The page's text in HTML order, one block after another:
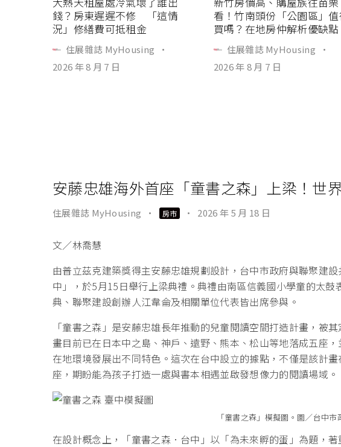
錢？房東遲遲不修 「這情
況」修繕費可抵租金
住展雜誌 MyHousing
·
2026 年 8 月 7 日
看！竹南頭份「公園區」
買嗎？在地房仲解析優缺點
住展雜誌 MyHousing
·
2026 年 8 月 7 日
安藤忠雄海外首座「童書之森」上梁！世
住展雜誌 MyHousing · 房市 · 2026 年 5 月 18 日
文／林喬慧
由普立茲克建築獎得主安藤忠雄規劃設計，台中市政府與聯聚建
中」，於5月15日舉行上梁典禮。典禮由南區信義國小學童的太
典、聯聚建設創辦人江韋侖及相關單位代表皆出席參與。
「童書之森」是安藤忠雄長年推動的兒童閱讀空間打造計畫，被
畫目前已在日本中之島、神戶、遠野、熊本、松山等地落成五座
在地環境發展出不同特色。這次在台中設立的據點，不僅是該計
座，期盼能為孩子打造一處與書本相遇並啟發想像力的閱讀場域。
「童書之森」模擬圖。圖／台中市
在設計概念上，「童書之森．台中」以「為未來孵的蛋」為題，